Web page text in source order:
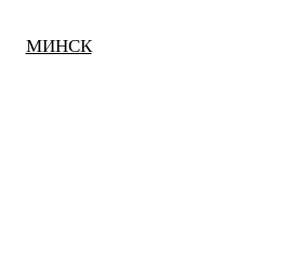
МИНСК